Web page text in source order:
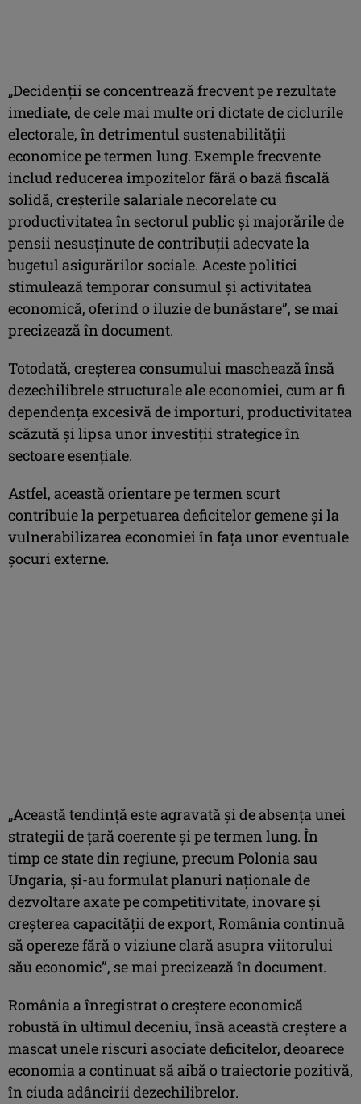
„Decidenţii se concentrează frecvent pe rezultate
imediate, de cele mai multe ori dictate de ciclurile
electorale, în detrimentul sustenabilităţii
economice pe termen lung. Exemple frecvente
includ reducerea impozitelor fără o bază fiscală
solidă, creşterile salariale necorelate cu
productivitatea în sectorul public şi majorările de
pensii nesusţinute de contribuţii adecvate la
bugetul asigurărilor sociale. Aceste politici
stimulează temporar consumul şi activitatea
economică, oferind o iluzie de bunăstare”, se mai
precizează în document.
Totodată, creşterea consumului maschează însă
dezechilibrele structurale ale economiei, cum ar fi
dependenţa excesivă de importuri, productivitatea
scăzută şi lipsa unor investiţii strategice în
sectoare esenţiale.
Astfel, această orientare pe termen scurt
contribuie la perpetuarea deficitelor gemene şi la
vulnerabilizarea economiei în faţa unor eventuale
şocuri externe.
„Această tendinţă este agravată şi de absenţa unei
strategii de ţară coerente şi pe termen lung. În
timp ce state din regiune, precum Polonia sau
Ungaria, şi-au formulat planuri naţionale de
dezvoltare axate pe competitivitate, inovare şi
creşterea capacităţii de export, România continuă
să opereze fără o viziune clară asupra viitorului
său economic”, se mai precizează în document.
România a înregistrat o creştere economică
robustă în ultimul deceniu, însă această creştere a
mascat unele riscuri asociate deficitelor, deoarece
economia a continuat să aibă o traiectorie pozitivă,
în ciuda adâncirii dezechilibrelor.